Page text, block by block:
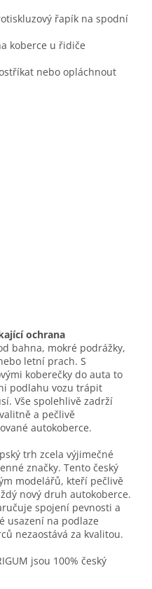
řapík na spodní
koberce u řidiče
nebo opláchnout
ochrana
bahna, mokré podrážky,
letní prach. S
koberečky do auta to
podlahu vozu trápit
Vše spolehlivě zadrží
a pečlivě
autokoberce.
trh zcela výjimečné
značky. Tento český
modelářů, kteří pečlivě
nový druh autokoberce.
spojení pevnosti a
usazení na podlaze
nezaostává za kvalitou.
jsou 100% český